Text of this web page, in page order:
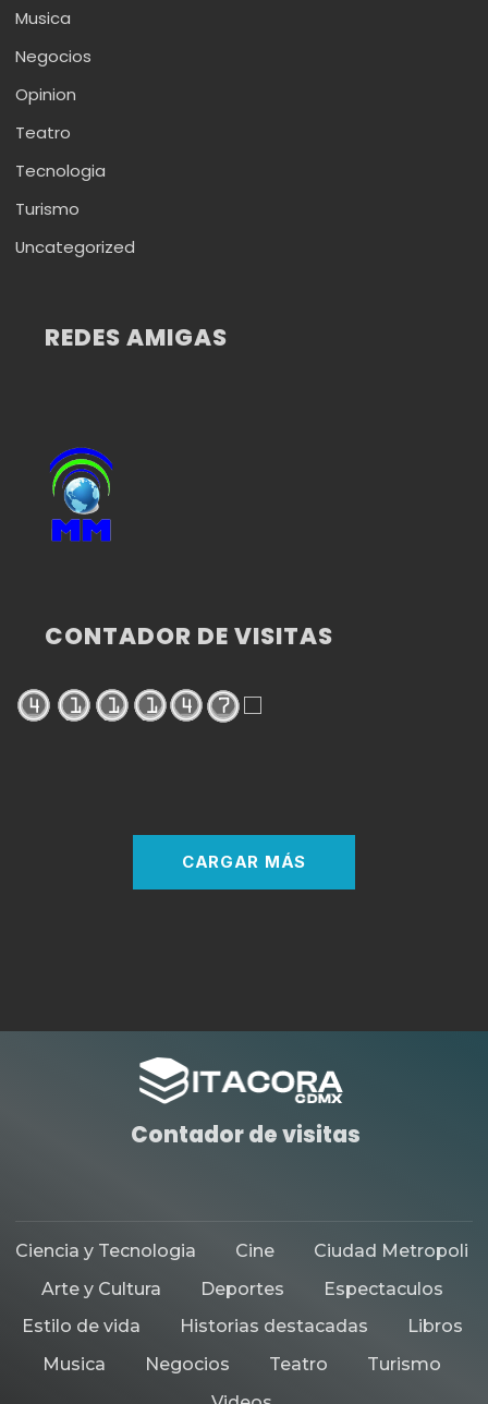
Musica
Negocios
Opinion
Teatro
Tecnologia
Turismo
Uncategorized
REDES AMIGAS
CONTADOR DE VISITAS
CARGAR MÁS
Contador de visitas
Ciencia y Tecnologia Cine
Ciudad Metropoli
Arte y Cultura
Deportes
Espectaculos
Estilo de vida
Historias destacadas
Libros
Musica
Negocios Teatro
Turismo